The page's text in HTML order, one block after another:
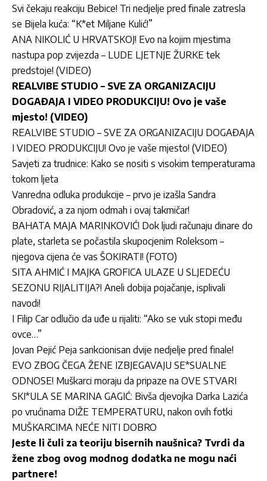
Svi čekaju reakciju Bebice! Tri nedjelje pred finale zatresla
se Bijela kuća: “K*et Miljane Kulić!”
ANA NIKOLIĆ U HRVATSKOJ! Evo na kojim mjestima
nastupa pop zvijezda – LUDE LJETNJE ŽURKE tek
predstoje! (VIDEO)
REALVIBE STUDIO – SVE ZA ORGANIZACIJU
DOGAĐAJA I VIDEO PRODUKCIJU! Ovo je vaše
mjesto! (VIDEO)
REALVIBE STUDIO – SVE ZA ORGANIZACIJU DOGAĐAJA
I VIDEO PRODUKCIJU! Ovo je vaše mjesto! (VIDEO)
Savjeti za trudnice: Kako se nositi s visokim temperaturama
tokom ljeta
Vanredna odluka produkcije – prvo je izašla Sandra
Obradović, a za njom odmah i ovaj takmičar!
BAHATA MAJA MARINKOVIĆ! Dok ljudi računaju dinare do
plate, starleta se počastila skupocjenim Roleksom –
njegova cijena će vas ŠOKIRATI! (FOTO)
SITA AHMIĆ I MAJKA GROFICA ULAZE U SLJEDEĆU
SEZONU RIJALITIJA?! Aneli dobija pojačanje, isplivali
navodi!
I Filip Car odlučio da uđe u rijaliti: “Ako se vuk stopi među
ovce…”
Jovan Pejić Peja sankcionisan dvije nedjelje pred finale!
EVO ZBOG ČEGA ŽENE IZBJEGAVAJU SE*SUALNE
ODNOSE! Muškarci moraju da pripaze na OVE STVARI
SKI*ULA SE MARINA GAGIĆ: Bivša djevojka Darka Lazića
po vrućinama DIŽE TEMPERATURU, nakon ovih fotki
MUŠKARCIMA NEĆE NITI DOBRO
Jeste li čuli za teoriju bisernih naušnica? Tvrdi da
žene zbog ovog modnog dodatka ne mogu naći
partnere!